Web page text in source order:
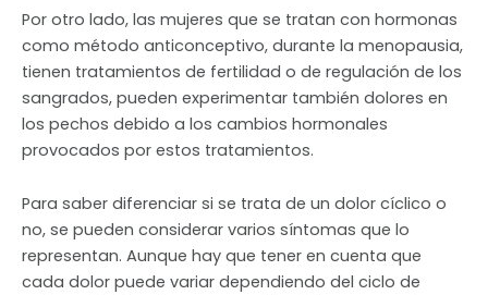
Por otro lado, las mujeres que se tratan con hormonas
como método anticonceptivo, durante la menopausia,
tienen tratamientos de fertilidad o de regulación de los
sangrados, pueden experimentar también dolores en
los pechos debido a los cambios hormonales
provocados por estos tratamientos.
Para saber diferenciar si se trata de un dolor cíclico o
no, se pueden considerar varios síntomas que lo
representan. Aunque hay que tener en cuenta que
cada dolor puede variar dependiendo del ciclo de